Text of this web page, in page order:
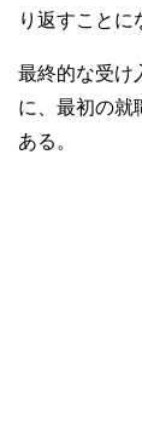
り返すことに
最終的な受け
に、最初の就
ある。